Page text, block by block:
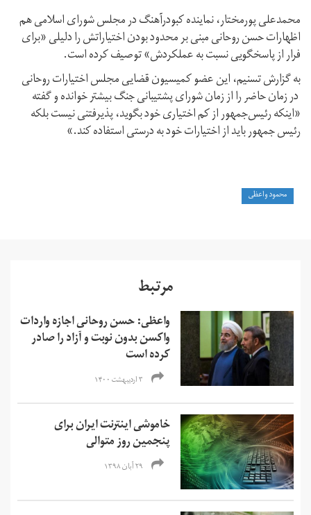
محمدعلی پورمختار، نماینده کبودرآهنگ در مجلس شورای اسلامی هم
اظهارات حسن روحانی مبنی بر محدود بودن اختیاراتش را دلیلی «برای
فرار از پاسخگویی نسبت به عملکردش» توصیف کرده است.
به گزارش تسنیم، این عضو کمیسیون قضایی مجلس اختیارات روحانی
در زمان حاضر را از زمان شورای پشتیبانی جنگ بیشتر خوانده و گفته
«اینکه رئیس‌جمهور از کم اختیاری خود بگوید، پذیرفتنی نیست بلکه
رئیس جمهور باید از اختیارات خود به درستی استفاده کند.»
محمود واعظی
مرتبط
واعظی: حسن روحانی اجازه واردات
واکسن بدون نوبت و آزاد را صادر
کرده است
۳ اردیبهشت ۱۴۰۰
خاموشی اینترنت ایران برای
پنجمین روز متوالی
۲۹ آبان ۱۳۹۸